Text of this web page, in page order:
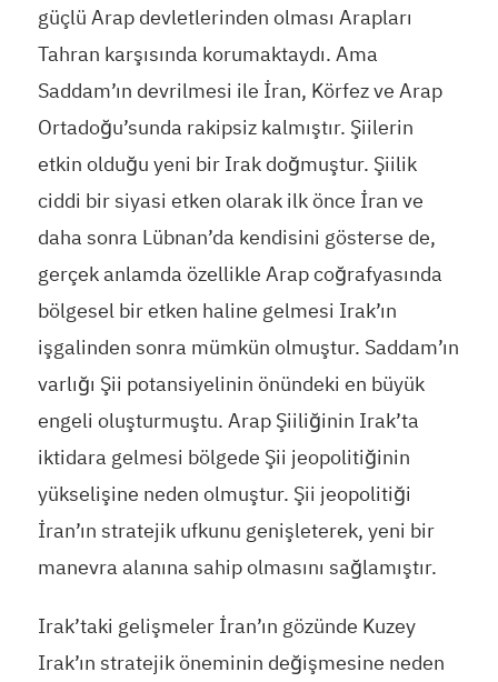
güçlü Arap devletlerinden olması Arapları
Tahran karşısında korumaktaydı. Ama
Saddam’ın devrilmesi ile İran, Körfez ve Arap
Ortadoğu’sunda rakipsiz kalmıştır. Şiilerin
etkin olduğu yeni bir Irak doğmuştur. Şiilik
ciddi bir siyasi etken olarak ilk önce İran ve
daha sonra Lübnan’da kendisini gösterse de,
gerçek anlamda özellikle Arap coğrafyasında
bölgesel bir etken haline gelmesi Irak’ın
işgalinden sonra mümkün olmuştur. Saddam’ın
varlığı Şii potansiyelinin önündeki en büyük
engeli oluşturmuştu. Arap Şiiliğinin Irak’ta
iktidara gelmesi bölgede Şii jeopolitiğinin
yükselişine neden olmuştur. Şii jeopolitiği
İran’ın stratejik ufkunu genişleterek, yeni bir
manevra alanına sahip olmasını sağlamıştır.
Irak’taki gelişmeler İran’ın gözünde Kuzey
Irak’ın stratejik öneminin değişmesine neden